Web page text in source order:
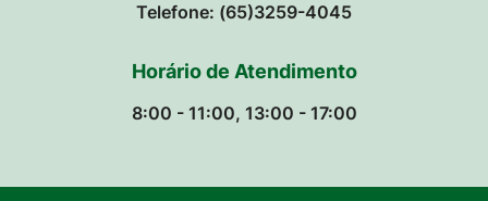
Telefone: (65)3259-4045
Horário de Atendimento
8:00 - 11:00, 13:00 - 17:00